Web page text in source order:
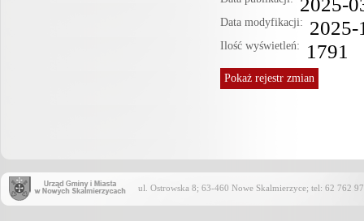
Data modyfikacji: 2025-
Ilość wyświetleń: 1791
Pokażrejestr zmian
ul. Ostrowska 8; 63-460 Nowe Skalmierzyce; tel: 62 762